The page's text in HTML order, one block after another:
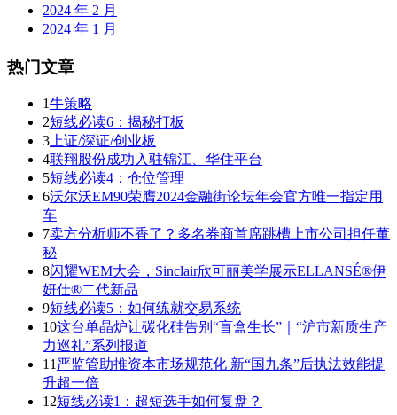
2024 年 2 月
2024 年 1 月
热门文章
1牛策略
2短线必读6：揭秘打板
3 上证/深证/创业板
4联翔股份成功入驻锦江、华住平台
5短线必读4：仓位管理
6沃尔沃EM90荣膺2024金融街论坛年会官方唯一指定用
车
7卖方分析师不香了？多名券商首席跳槽上市公司担任董
秘
8闪耀WEM大会，Sinclair欣可丽美学展示ELLANSÉ®伊
妍仕®二代新品
9短线必读5：如何练就交易系统
10这台单晶炉让碳化硅告别“盲盒生长”｜“沪市新质生产
力巡礼”系列报道
11 严监管助推资本市场规范化 新“国九条”后执法效能提
升超一倍
12短线必读1：超短选手如何复盘？